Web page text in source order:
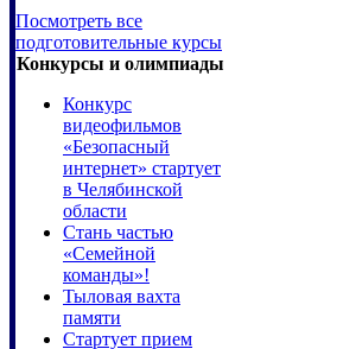
Посмотреть все
подготовительные курсы
Конкурсы и олимпиады
Конкурс
видеофильмов
«Безопасный
интернет» стартует
в Челябинской
области
Стань частью
«Семейной
команды»!
Тыловая вахта
памяти
Стартует прием